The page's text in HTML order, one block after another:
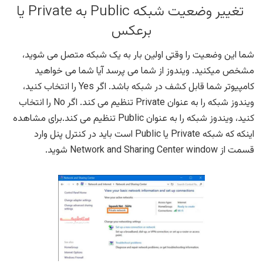
تغییر وضعیت شبکه Public به Private یا
برعکس
شما این وضعیت را وقتی اولین بار به یک شبکه متصل می شوید،
مشخص میکنید. ویندوز از شما می پرسد آیا شما می خواهید
کامپیوتر شما قابل کشف در شبکه باشد. اگر Yes را انتخاب کنید،
ویندوز شبکه را به عنوان Private تنظیم می کند. اگر No را انتخاب
کنید، ویندوز شبکه را به عنوان Public تنظیم می کند.برای مشاهده
اینکه که شبکه Private یا Public است باید در کنترل پنل وارد
قسمت از Network and Sharing Center window شوید.